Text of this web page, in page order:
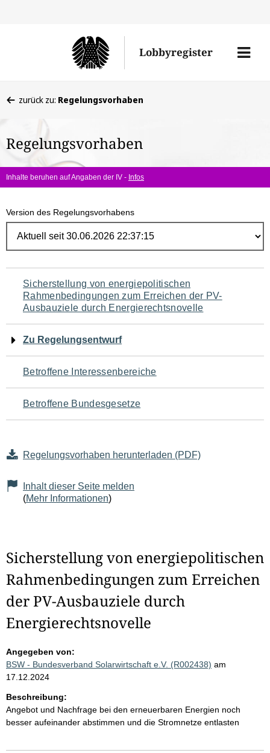
Lobbyregister
Menü
befinden
hier:
zurück zu: Regelungsvorhaben
Regelungsvorhaben
Inhalte beruhen auf Angaben der IV - Infos
Version des Regelungsvorhabens
Navigation
für
den
Seiteninhalt
Sicherstellung von energiepolitischen
Rahmenbedingungen zum Erreichen der PV-
Ausbauziele durch Energierechtsnovelle
Zu Regelungsentwurf
Betroffene Interessenbereiche
Betroffene Bundesgesetze
Regelungsvorhaben herunterladen (PDF)
Inhalt dieser Seite melden
(Mehr Informationen)
Sicherstellung von energiepolitischen
Rahmenbedingungen zum Erreichen
der PV-Ausbauziele durch
Energierechtsnovelle
Angegeben von:
BSW - Bundesverband Solarwirtschaft e.V. (R002438) am
17.12.2024
Beschreibung:
Angebot und Nachfrage bei den erneuerbaren Energien noch
besser aufeinander abstimmen und die Stromnetze entlasten